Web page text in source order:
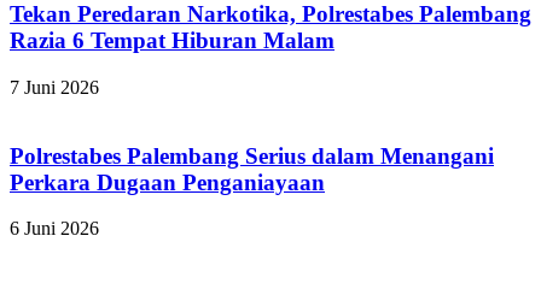
Tekan Peredaran Narkotika, Polrestabes Palembang
Razia 6 Tempat Hiburan Malam
7 Juni 2026
Polrestabes Palembang Serius dalam Menangani
Perkara Dugaan Penganiayaan
6 Juni 2026